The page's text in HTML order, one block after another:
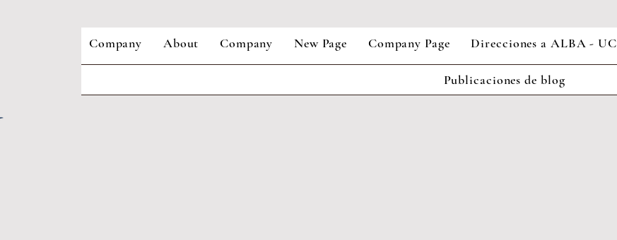
Company About Company New Page Company Page Direcciones a ALBA - UC
Publicaciones de blog